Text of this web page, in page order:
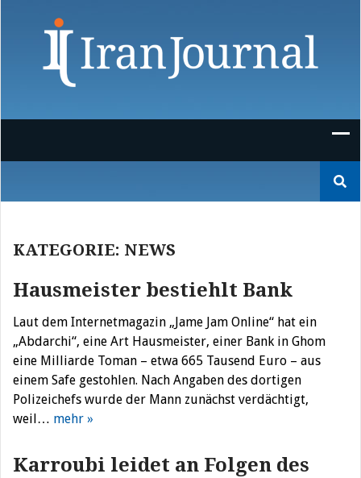
nach:
KATEGORIE: NEWS
Hausmeister bestiehlt Bank
Laut dem Internetmagazin „Jame Jam Online“ hat ein
„Abdarchi“, eine Art Hausmeister, einer Bank in Ghom
eine Milliarde Toman – etwa 665 Tausend Euro – aus
einem Safe gestohlen. Nach Angaben des dortigen
Polizeichefs wurde der Mann zunächst verdächtigt,
weil… mehr »
Karroubi leidet an Folgen des